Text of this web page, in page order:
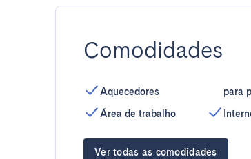
Comodidades
Aquecedores
Área de trabalho
para
Ver todas as comodidades